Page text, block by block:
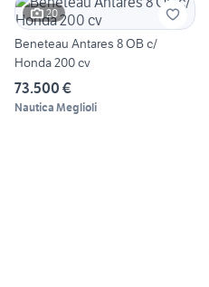
20
Beneteau Antares 8 OB c/
Honda 200 cv
73.500 €
Nautica Meglioli